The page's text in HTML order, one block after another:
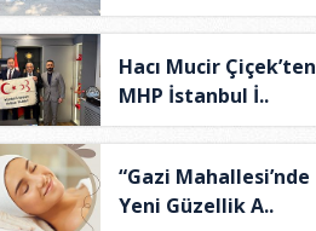
Hacı Mucir Çiçek’ten
MHP İstanbul İ..
“Gazi Mahallesi’nde
Yeni Güzellik A..